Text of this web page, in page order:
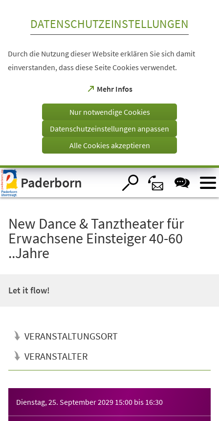
Visuelle
Assistenzsoftware
öffnen.
DATENSCHUTZEINSTELLUNGEN
Durch die Nutzung dieser Website erklären Sie sich damit
einverstanden, dass diese Seite Cookies verwendet.
Mehr Infos
(Öffnet
einem
Tab)
Nur notwendige Cookies
Datenschutzeinstellungen anpassen
Alle Cookies akzeptieren
Paderborn
New Dance & Tanztheater für
Erwachsene Einsteiger 40-60
..Jahre
Let it flow!
VERANSTALTUNGSORT
VERANSTALTER
Dienstag, 25. September 2029 15:00 bis 16:30